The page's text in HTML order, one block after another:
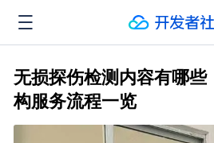
无损探伤检测内容有哪
构服务流程一览